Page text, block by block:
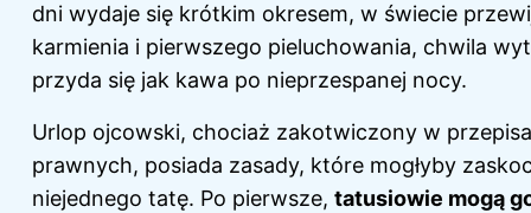
dni wydaje się krótkim okresem, w świecie
karmienia i pierwszego pieluchowania, chwila
przyda się jak kawa po nieprzespanej nocy.
Urlop ojcowski, chociaż zakotwiczony w
prawnych, posiada zasady, które mogłyby
niejednego tatę. Po pierwsze, tatusiowie mogą